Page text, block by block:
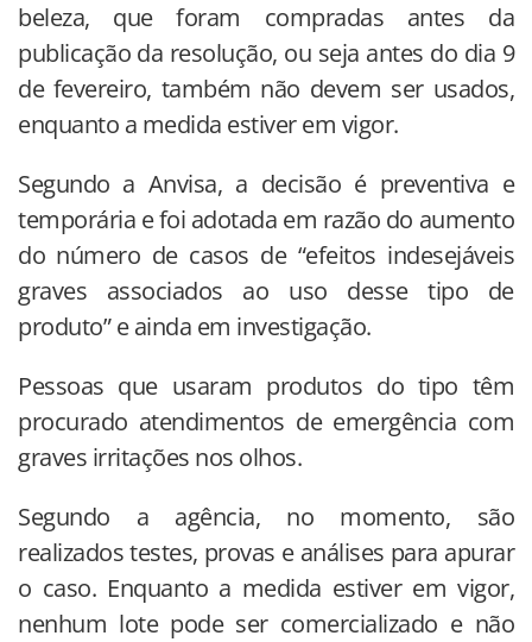
beleza, que foram compradas antes da
publicação da resolução, ou seja antes do dia 9
de fevereiro, também não devem ser usados,
enquanto a medida estiver em vigor.
Segundo a Anvisa, a decisão é preventiva e
temporária e foi adotada em razão do aumento
do número de casos de “efeitos indesejáveis
graves associados ao uso desse tipo de
produto” e ainda em investigação.
Pessoas que usaram produtos do tipo têm
procurado atendimentos de emergência com
graves irritações nos olhos.
Segundo a agência, no momento, são
realizados testes, provas e análises para apurar
o caso. Enquanto a medida estiver em vigor,
nenhum lote pode ser comercializado e não